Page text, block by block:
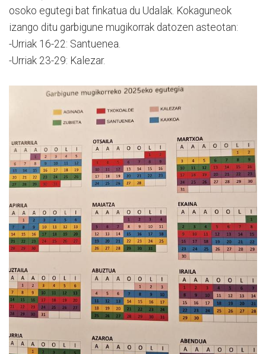
osoko egutegi bat finkatua du Udalak. Kokaguneok
izango ditu garbigune mugikorrak datozen asteotan:
-Urriak 16-22: Santuenea.
-Urriak 23-29: Kalezar.